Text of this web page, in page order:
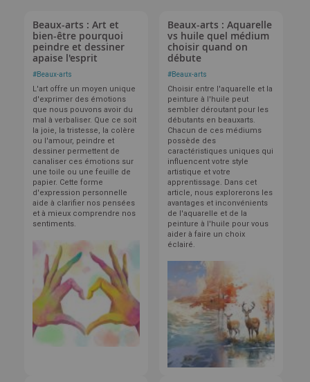
Beaux-arts : Art et
bien-être pourquoi
peindre et dessiner
apaise l'esprit
#Beaux-arts
L'art offre un moyen unique
d'exprimer des émotions
que nous pouvons avoir du
mal à verbaliser. Que ce soit
la joie, la tristesse, la colère
ou l'amour, peindre et
dessiner permettent de
canaliser ces émotions sur
une toile ou une feuille de
papier. Cette forme
d'expression personnelle
aide à clarifier nos pensées
et à mieux comprendre nos
sentiments.
Beaux-arts : Aquarelle
vs huile quel médium
choisir quand on
débute
#Beaux-arts
Choisir entre l'aquarelle et la
peinture à l'huile peut
sembler déroutant pour les
débutants en beauxarts.
Chacun de ces médiums
possède des
caractéristiques uniques qui
influencent votre style
artistique et votre
apprentissage. Dans cet
article, nous explorerons les
avantages et inconvénients
de l'aquarelle et de la
peinture à l'huile pour vous
aider à faire un choix
éclairé.